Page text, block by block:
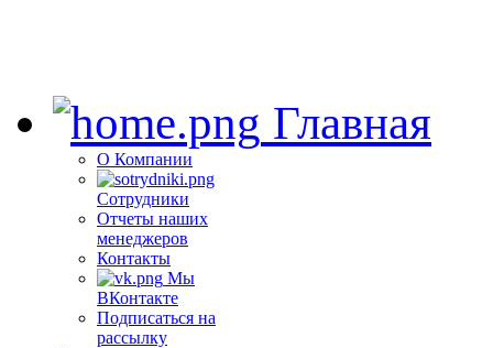
Главная
О Компании
Сотрудники
Отчеты наших
менеджеров
Контакты
Мы
ВКонтакте
Подписаться на
рассылку